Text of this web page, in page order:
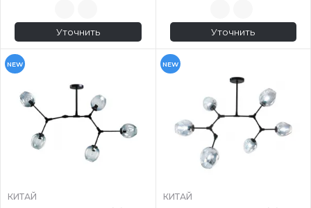
Уточнить Уточнить
NEW
КИТАЙ
NEW
КИТАЙ